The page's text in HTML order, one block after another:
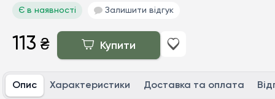
Є в наявності Залишити відгук
113 ₴ Купити
Опис Характеристики Доставка та оплата